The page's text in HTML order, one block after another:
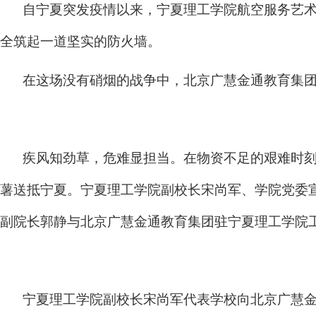
自宁夏突发疫情以来，宁夏理工学院航空服务艺
全筑起一道坚实的防火墙。
在这场没有硝烟的战争中，北京广慧金通教育集
疾风知劲草，危难显担当。在物资不足的艰难时刻
薯送抵宁夏。宁夏理工学院副校长宋尚军、学院党
副院长郭静与北京广慧金通教育集团驻宁夏理工学
宁夏理工学院副校长宋尚军代表学校向北京广慧